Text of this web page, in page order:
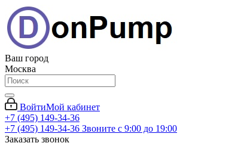
Ваш город
Москва
ВойтиМой кабинет
+7 (495) 149-34-36
+7 (495) 149-34-36 Звоните с 9:00 до 19:00
Заказать звонок